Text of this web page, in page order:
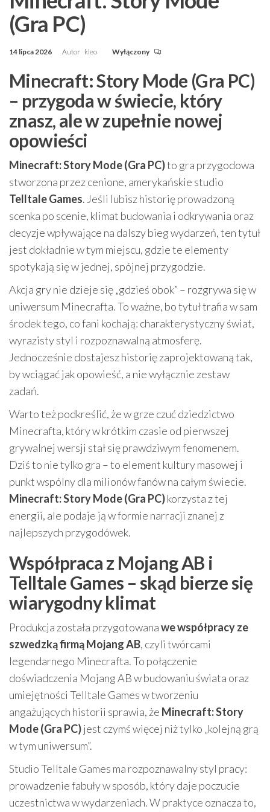
(Gra PC)
14 lipca 2026 Autor kleo Wyłączony
Minecraft: Story Mode (Gra PC)
– przygoda w świecie, który
znasz, ale w zupełnie nowej
opowieści
Minecraft: Story Mode (Gra PC)to gra przygodowa
stworzona przez cenione, amerykańskie studio
Telltale Games. Jeśli lubisz historię prowadzoną
scenka po scenie, klimat budowania i odkrywania oraz
decyzje wpływające na dalszy bieg wydarzeń, ten tytuł
jest dokładnie w tym miejscu, gdzie te elementy
spotykają się w jednej, spójnej przygodzie.
Akcja gry nie dzieje się „gdzieś obok” – rozgrywa się w
uniwersum Minecrafta. To ważne, bo tytuł trafia w sam
środek tego, co fani kochają: charakterystyczny świat,
wyrazisty styl i rozpoznawalną atmosferę.
Jednocześnie dostajesz historię zaprojektowaną tak,
by wciągać jak opowieść, a nie wyłącznie zestaw
zadań.
Warto też podkreślić, że w grze czuć dziedzictwo
Minecrafta, który w krótkim czasie od pierwszej
grywalnej wersji stał się prawdziwym fenomenem.
Dziś to nie tylko gra – to element kultury masowej i
punkt wspólny dla milionów fanów na całym świecie.
Minecraft: Story Mode (Gra PC)korzysta z tej
energii, ale podaje ją w formie narracji znanej z
najlepszych przygodówek.
Współpraca z Mojang AB i
Telltale Games – skąd bierze się
wiarygodny klimat
Produkcja została przygotowanawe współpracy ze
szwedzką firmą Mojang AB, czyli twórcami
legendarnego Minecrafta. To połączenie
doświadczenia Mojang AB w budowaniu świata oraz
umiejętności Telltale Games w tworzeniu
angażujących historii sprawia, że Minecraft: Story
Mode (Gra PC)jest czymś więcej niż tylko „kolejną grą
w tym uniwersum”.
Studio Telltale Games ma rozpoznawalny styl pracy:
prowadzenie fabuły w sposób, który daje poczucie
uczestnictwa w wydarzeniach. W praktyce oznacza to,